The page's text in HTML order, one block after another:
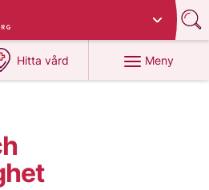
Hitta vård
på 1177.se
Meny